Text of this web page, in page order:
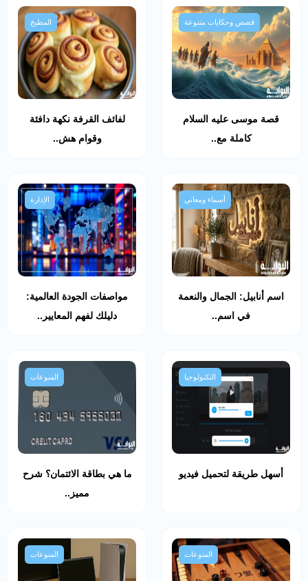
قصص وحكايات متنوعة
قصة موسى عليه السلام
كاملة مع..
المطبخ
لفائف القرفة نكهة دافئة
وقوام هش..
أسماء ومعاني
اسم أنابيل: الجمال والنعمة
في اسم..
الإدارة
مواصفات الجودة العالمية:
دليلك لفهم المعايير..
التكنولوجيا
أسهل طريقة لتحميل فيديو
المنوعات
ما هي بطاقة الائتمان؟ شرح
مميز..
المنوعات المنوعات